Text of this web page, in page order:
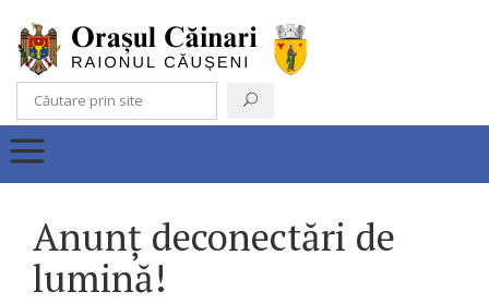
Anunț deconectări de
lumină!